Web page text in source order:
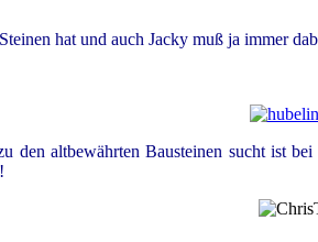
hat und auch Jacky muß ja immer
den altbewährten Bausteinen sucht ist